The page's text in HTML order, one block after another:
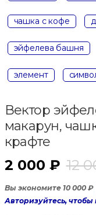
чашка с кофе
эйфелева башня
элемент
Вектор
макарун,
крафте
2 000 ₽ 12
Вы экономите 10 000 ₽
Авторизуйтесь,